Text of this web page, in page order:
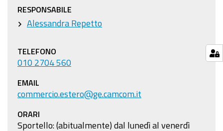
RESPONSABILE
Alessandra Repetto
TELEFONO
010 2704 560
EMAIL
commercio.estero@ge.camcom.it
ORARI
Sportello: (abitualmente) dal lunedì al venerdì